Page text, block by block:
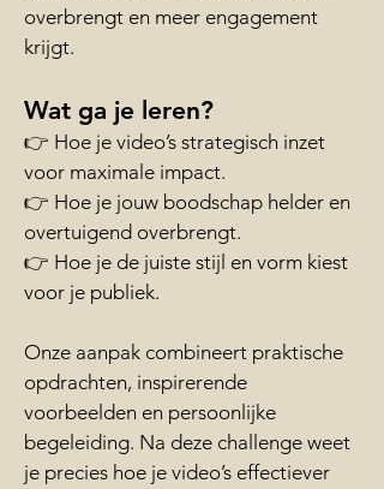
overbrengt en meer engagement
krijgt.
Wat ga je leren?
👉 Hoe je video’s strategisch inzet
voor maximale impact.
👉 Hoe je jouw boodschap helder en
overtuigend overbrengt.
👉 Hoe je de juiste stijl en vorm kiest
voor je publiek.
Onze aanpak combineert praktische
opdrachten, inspirerende
voorbeelden en persoonlijke
begeleiding. Na deze challenge weet
je precies hoe je video’s effectiever